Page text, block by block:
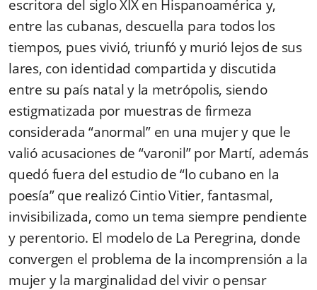
escritora del siglo XIX en Hispanoamérica y,
entre las cubanas, descuella para todos los
tiempos, pues vivió, triunfó y murió lejos de sus
lares, con identidad compartida y discutida
entre su país natal y la metrópolis, siendo
estigmatizada por muestras de firmeza
considerada “anormal” en una mujer y que le
valió acusaciones de “varonil” por Martí, además
quedó fuera del estudio de “lo cubano en la
poesía” que realizó Cintio Vitier, fantasmal,
invisibilizada, como un tema siempre pendiente
y perentorio. El modelo de La Peregrina, donde
convergen el problema de la incomprensión a la
mujer y la marginalidad del vivir o pensar